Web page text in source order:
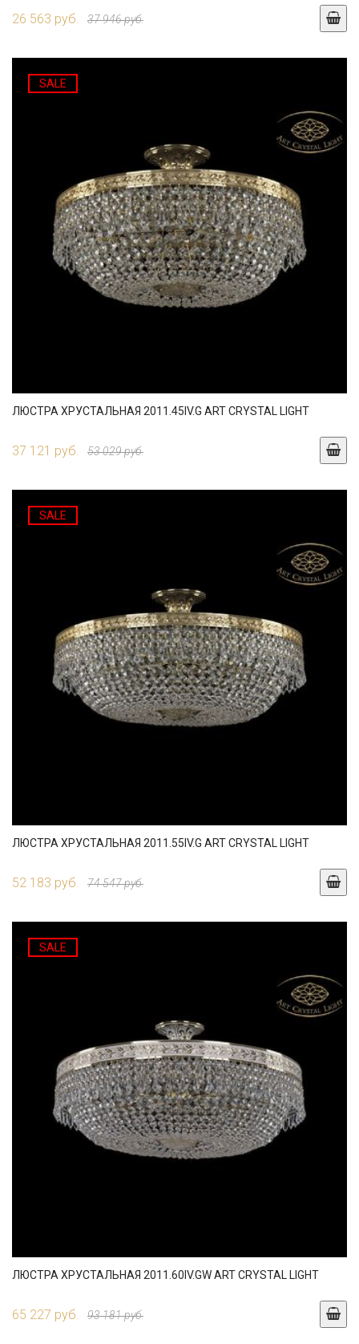
26 563 руб. 37 946 руб.
SALE
ЛЮСТРА ХРУСТАЛЬНАЯ 2011.45IV.G ART CRYSTAL LIGHT
37 121 руб. 53 029 руб.
SALE
ЛЮСТРА ХРУСТАЛЬНАЯ 2011.55IV.G ART CRYSTAL LIGHT
52 183 руб. 74 547 руб.
SALE
ЛЮСТРА ХРУСТАЛЬНАЯ 2011.60IV.GW ART CRYSTAL LIGHT
65 227 руб. 93 181 руб.